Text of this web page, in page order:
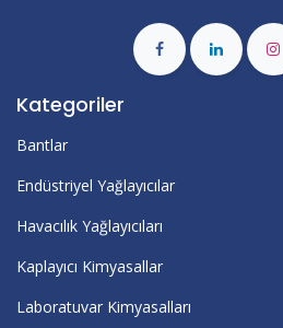
Kategoriler
Bantlar
Endüstriyel Yağlayıcılar
Havacılık Yağlayıcıları
Kaplayıcı Kimyasallar
Laboratuvar Kimyasalları